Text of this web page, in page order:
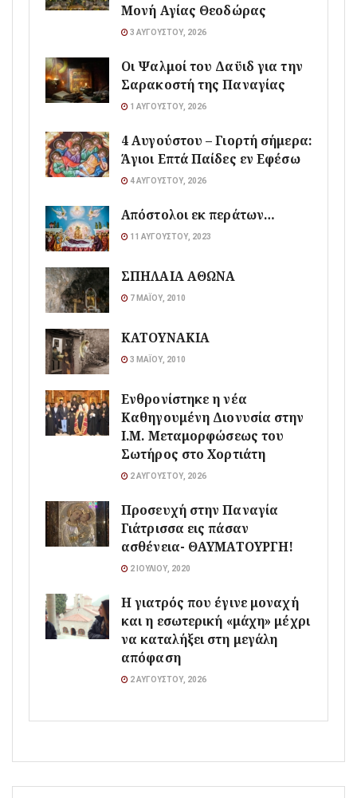
Μονή Αγίας Θεοδώρας
3 ΑΥΓΟΎΣΤΟΥ, 2026
Οι Ψαλμοί του Δαϋιδ για την
Σαρακοστή της Παναγίας
1 ΑΥΓΟΎΣΤΟΥ, 2026
4 Αυγούστου – Γιορτή σήμερα:
Άγιοι Επτά Παίδες εν Εφέσω
4 ΑΥΓΟΎΣΤΟΥ, 2026
Απόστολοι εκ περάτων…
11 ΑΥΓΟΎΣΤΟΥ, 2023
ΣΠΗΛΑΙΑ ΑΘΩΝΑ
7 ΜΑΪ́ΟΥ, 2010
ΚΑΤΟΥΝΑΚΙΑ
3 ΜΑΪ́ΟΥ, 2010
Ενθρονίστηκε η νέα
Καθηγουμένη Διονυσία στην
Ι.Μ. Μεταμορφώσεως του
Σωτήρος στο Χορτιάτη
2 ΑΥΓΟΎΣΤΟΥ, 2026
Προσευχή στην Παναγία
Γιάτρισσα εις πάσαν
ασθένεια- ΘΑΥΜΑΤΟΥΡΓΗ!
2 ΙΟΥΛΊΟΥ, 2020
Η γιατρός που έγινε μοναχή
και η εσωτερική «μάχη» μέχρι
να καταλήξει στη μεγάλη
απόφαση
2 ΑΥΓΟΎΣΤΟΥ, 2026